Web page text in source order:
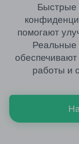
Агент
Прокси-
Решения
ПО СЛУЧАЮ
Защита
Ресурсы
ПОМОЩЬ
Быстрые
помогают
Реальные
работы и